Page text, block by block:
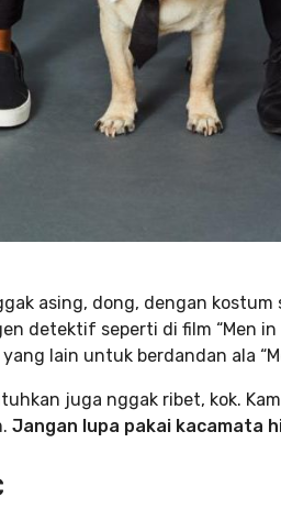
asing, dong, dengan kostum
detektif seperti di film “Men
lain untuk berdandan ala
juga nggak ribet, kok.
Jangan lupa pakai kacamata